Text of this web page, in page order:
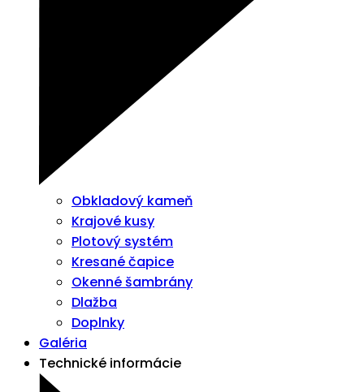
Obkladový kameň
Krajové kusy
Plotový systém
Kresané čapice
Okenné šambrány
Dlažba
Doplnky
Galéria
Technické informácie